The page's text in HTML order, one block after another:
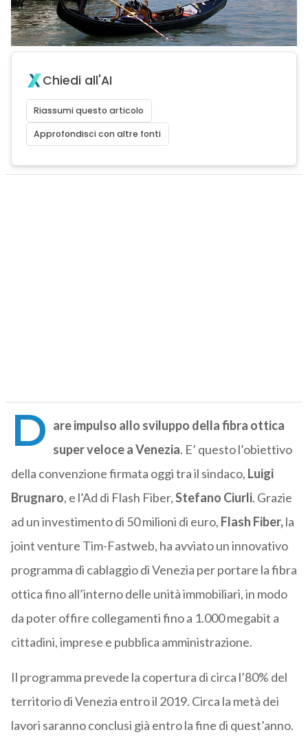
Chiedi all'AI
Riassumi questo articolo
Approfondisci con altre fonti
D are impulso allo sviluppo della fibra ottica
super veloce a Venezia. E’ questo l’obiettivo
della convenzione firmata oggi tra il sindaco, Luigi
Brugnaro, e l’Ad di Flash Fiber,Stefano Ciurli. Grazie
ad un investimento di 50 milioni di euro, Flash Fiber,la
joint venture Tim-Fastweb, ha avviato un innovativo
programma di cablaggio di Venezia per portare la fibra
ottica fino all’interno delle unità immobiliari, in modo
da poter offire collegamenti fino a 1.000 megabit a
cittadini, imprese e pubblica amministrazione.
Il programma prevede la copertura di circa l’80% del
territorio di Venezia entro il 2019. Circa la metà dei
lavori saranno conclusi già entro la fine di quest’anno.